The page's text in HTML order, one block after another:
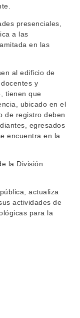
presenciales,
a las
en las
al edificio de
y
tienen que
ubicado en el
de registro deben
egresados
encuentra en la
la División
actualiza
actividades de
para la